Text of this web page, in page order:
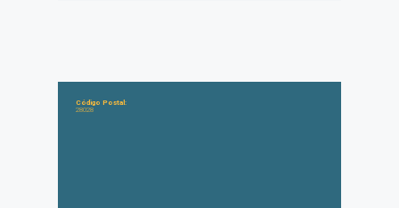
Código Postal:
28028